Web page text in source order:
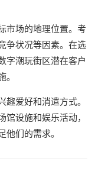
市场的地理位置。考
争状况等因素。在选
字潮玩街区潜在客户
。
爱好和消遣方式。
设施和娱乐活动，
他们的需求。